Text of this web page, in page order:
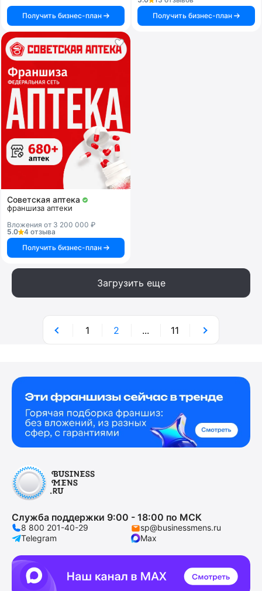
Получить бизнес-план
Получить бизнес-план
Советская аптека
франшиза аптеки
Вложения от 3 200 000 ₽
5.0
4 отзыва
Получить бизнес-план
Загрузить еще
1 2 ... 11
Служба поддержки 9:00 - 18:00 по МСК
8 800 201-40-29
sp@businessmens.ru
Telegram
Max